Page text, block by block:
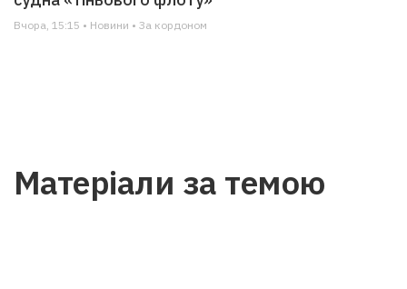
Вчора, 15:15 • Новини • За кордоном
Матеріали за темою